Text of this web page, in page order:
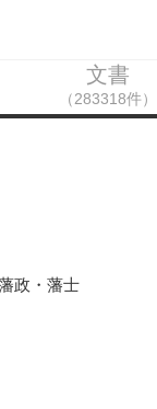
文書
（283318件）
政・藩士